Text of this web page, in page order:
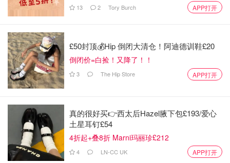
13 2 Tory Burch APP打开
£50封顶💰Hip 倒闭大清仓！阿迪德训鞋£20
倒闭价=白捡！又降了！！
3 The Hip Store APP打开
真的很好买👉西太后Hazel腋下包£193/爱心
土星耳钉£54
4折起+叠8折 Marni玛丽珍£212
4 LN-CC UK APP打开